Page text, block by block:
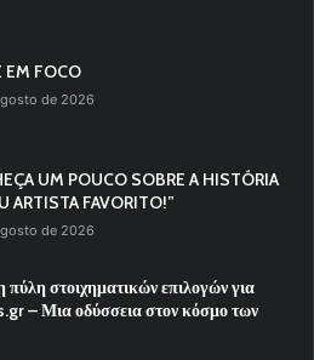
EM FOCO
de 2026
UM POUCO SOBRE A HISTÓRIA
ARTISTA FAVORITO!”
de 2026
στοιχηματικών επιλογών για
– Μια οδύσσεια στον κόσμο των